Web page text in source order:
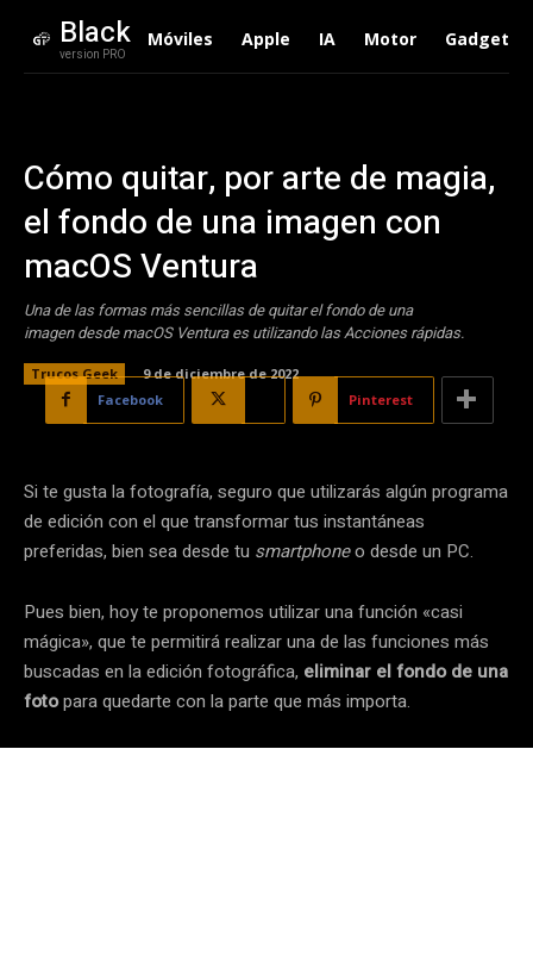
Black
version PRO
Móviles Apple IA Motor Gadgets
Cómo quitar, por arte de magia,
el fondo de una imagen con
macOS Ventura
Una de las formas más sencillas de quitar el fondo de una
imagen desde macOS Ventura es utilizando las Acciones rápidas.
Trucos Geek
9 de diciembre de 2022
Facebook
Pinterest
Si te gusta la fotografía, seguro que utilizarás algún programa
de edición con el que transformar tus instantáneas
preferidas, bien sea desde tu smartphoneo desde un PC.
Pues bien, hoy te proponemos utilizar una función «casi
mágica», que te permitirá realizar una de las funciones más
buscadas en la edición fotográfica, eliminar el fondo de una
fotopara quedarte con la parte que más importa.